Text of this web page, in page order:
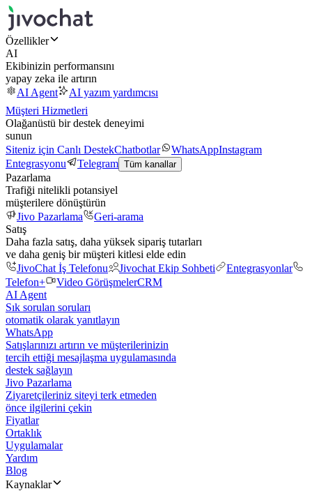
Özellikler
AI
Ekibinizin performansını
yapay zeka ile artırın
AI Agent
AI yazım yardımcısı
Müşteri Hizmetleri
Olağanüstü bir destek deneyimi
sunun
Siteniz için Canlı DestekChatbotlar WhatsAppInstagram
Entegrasyonu
Telegram Tüm kanallar
Pazarlama
Trafiği nitelikli potansiyel
müşterilere dönüştürün
Jivo Pazarlama
Geri-arama
Satış
Daha fazla satış, daha yüksek sipariş tutarları
ve daha geniş bir müşteri kitlesi elde edin
JivoChat İş Telefonu
Jivochat Ekip Sohbeti
Entegrasyonlar
Telefon+
Video GörüşmelerCRM
AI Agent
Sık sorulan soruları
otomatik olarak yanıtlayın
WhatsApp
Satışlarınızı artırın ve müşterilerinizin
tercih ettiği mesajlaşma uygulamasında
destek sağlayın
Jivo Pazarlama
Ziyaretçileriniz siteyi terk etmeden
önce ilgilerini çekin
Fiyatlar
Ortaklık
Uygulamalar
Yardım
Blog
Kaynaklar